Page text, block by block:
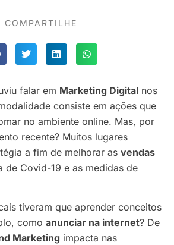
COMPARTILHE
falar em Marketing Digital nos
consiste em ações que
no ambiente online. Mas, por
recente? Muitos lugares
a fim de melhorar as vendas
de Covid-19 e as medidas de
tiveram que aprender conceitos
como anunciar na internet? De
Marketing impacta nas